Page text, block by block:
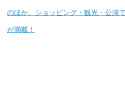
のほか、ショッピング・観光・公演
が満載！